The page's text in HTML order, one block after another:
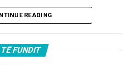
treve do të zbatohet një
para gjykatës sapo të
në orët e para të
rrugën „Borçe Jovanoski“, ku
READING
TË FUNDIT